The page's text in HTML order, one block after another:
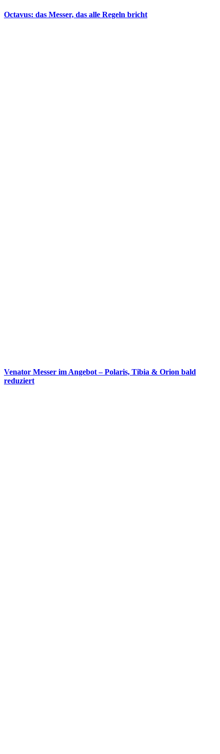
Octavus: das Messer, das alle Regeln bricht
Venator Messer im Angebot – Polaris, Tibia & Orion bald
reduziert